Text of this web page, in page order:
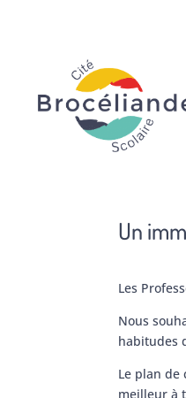
Un
Les
Nous
habitudes
Le plan de
meilleur à